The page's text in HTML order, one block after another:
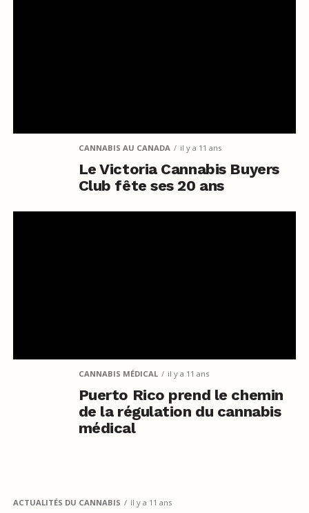
CANNABIS AU CANADA il y a 11 ans
Le Victoria Cannabis Buyers
Club fête ses 20 ans
CANNABIS MÉDICAL il y a 11 ans
Puerto Rico prend le chemin
de la régulation du cannabis
médical
ACTUALITÉS DU CANNABIS il y a 11 ans